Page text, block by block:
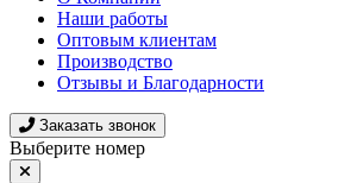
Наши работы
Оптовым клиентам
Производство
Отзывы и Благодарности
Заказать звонок
Выберите номер